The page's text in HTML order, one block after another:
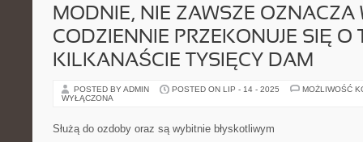
MODNIE, NIE ZAWSZE OZNACZA
CODZIENNIE PRZEKONUJE SIĘ O
KILKANAŚCIE TYSIĘCY DAM
POSTED BY ADMIN POSTED ON LIP - 14 - 2025
MOŻLIWOŚĆ
WYŁĄCZONA
Służą do ozdoby oraz są wybitnie błyskotliwym